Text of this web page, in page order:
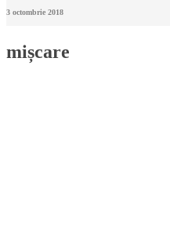
3 octombrie 2018
mișcare